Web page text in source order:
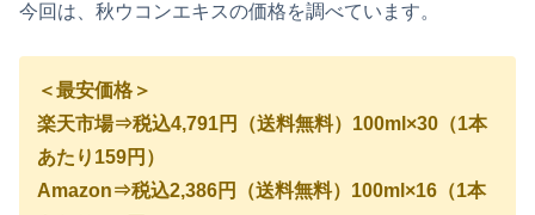
今回は、秋ウコンエキスの価格を調べています。
＜最安価格＞
楽天市場⇒税込4,791円（送料無料）100ml×30（1本
あたり159円）
Amazon⇒税込2,386円（送料無料）100ml×16（1本